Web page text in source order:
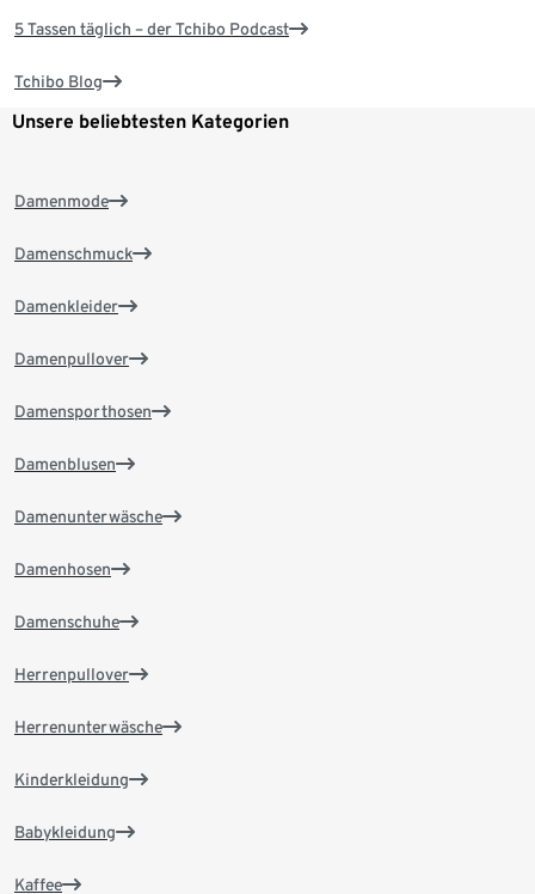
5 Tassen täglich – der Tchibo Podcast
Tchibo Blog
Unsere beliebtesten Kategorien
Damenmode
Damenschmuck
Damenkleider
Damenpullover
Damensporthosen
Damenblusen
Damenunterwäsche
Damenhosen
Damenschuhe
Herrenpullover
Herrenunterwäsche
Kinderkleidung
Babykleidung
Kaffee